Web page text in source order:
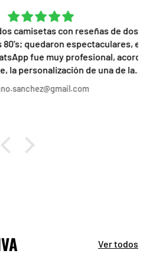
con reseñas de dos
quedaron espectaculares, el
fue muy profesional, acorde
de una de las
fue lo mejor, el trato, servicio
recomendado al 1000%
Ver todos